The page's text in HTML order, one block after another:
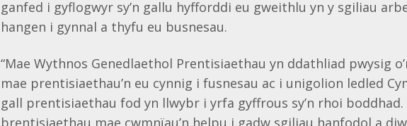
ganfed i gyflogwyr sy’n gallu hyfforddi eu gweithlu yn y sgiliau
hangen i gynnal a thyfu eu busnesau.
“Mae Wythnos Genedlaethol Prentisiaethau yn ddathliad pwysig
mae prentisiaethau’n eu cynnig i fusnesau ac i unigolion ledled
gall prentisiaethau fod yn llwybr i yrfa gyffrous sy’n rhoi boddhad.